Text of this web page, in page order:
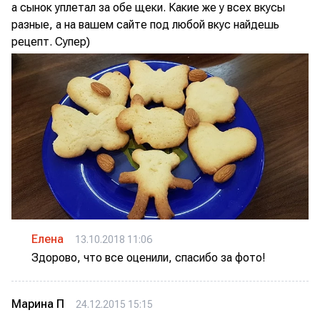
а сынок уплетал за обе щеки. Какие же у всех вкусы
разные, а на вашем сайте под любой вкус найдешь
рецепт. Супер)
Елена 13.10.2018 11:06
Здорово, что все оценили, спасибо за фото!
Марина П 24.12.2015 15:15